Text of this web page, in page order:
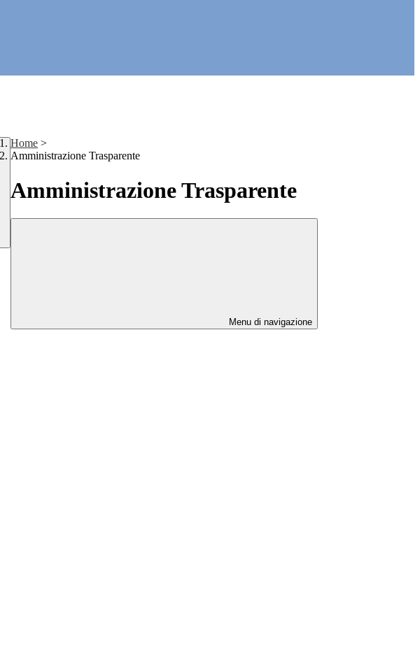
Home >
Amministrazione Trasparente
Amministrazione Trasparente
Menu di navigazione